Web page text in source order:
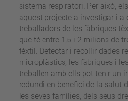
sistema respiratori. Per això,
aquest projecte a investigar i a
treballadors de les fàbriques
que té entre 1,5 i 2 milions de
tèxtil. Detectar i recollir dades
microplàstics, les fàbriques i
treballen amb ells pot tenir un
redundi en benefici de la salut
les seves famílies, dels seus